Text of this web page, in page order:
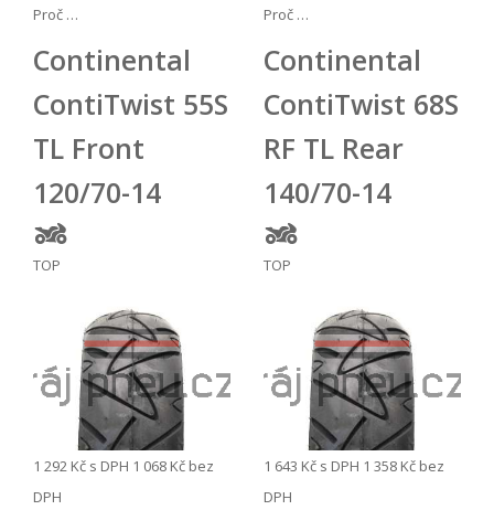
Proč …
Proč …
Continental
ContiTwist 55S
TL Front
120/70-14
TOP
1 292 Kč s DPH 1 068 Kč bez
DPH
Continental
ContiTwist 68S
RF TL Rear
140/70-14
TOP
1 643 Kč s DPH 1 358 Kč bez
DPH